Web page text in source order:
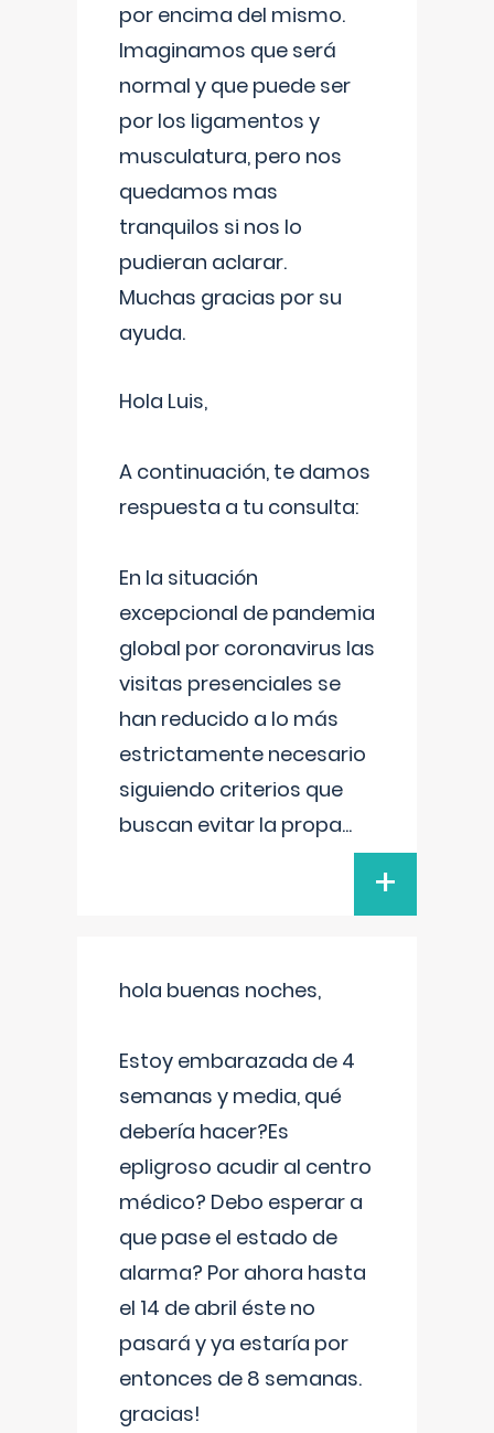
por encima del mismo.
Imaginamos que será
normal y que puede ser
por los ligamentos y
musculatura, pero nos
quedamos mas
tranquilos si nos lo
pudieran aclarar.
Muchas gracias por su
ayuda.
Hola Luis,
A continuación, te damos
respuesta a tu consulta:
En la situación
excepcional de pandemia
global por coronavirus las
visitas presenciales se
han reducido a lo más
estrictamente necesario
siguiendo criterios que
buscan evitar la propa...
+
hola buenas noches,
Estoy embarazada de 4
semanas y media, qué
debería hacer?Es
epligroso acudir al centro
médico? Debo esperar a
que pase el estado de
alarma? Por ahora hasta
el 14 de abril éste no
pasará y ya estaría por
entonces de 8 semanas.
gracias!